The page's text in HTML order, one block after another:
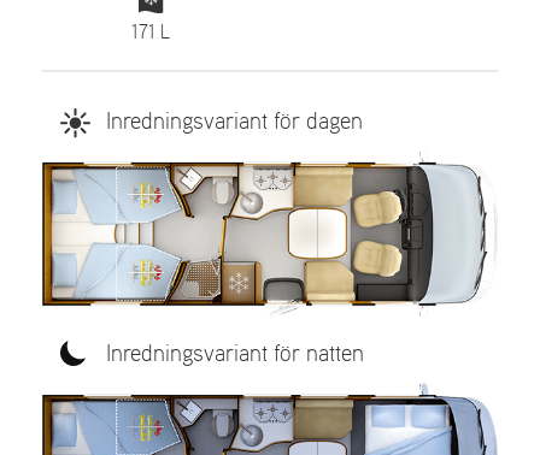
171 L
Inredningsvariant för dagen
Inredningsvariant för natten